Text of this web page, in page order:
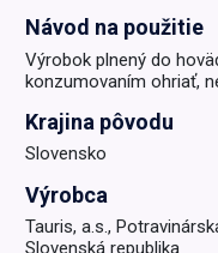
Návod na použitie
Výrobok plnený do
konzumovaním ohriať,
Krajina pôvodu
Slovensko
Výrobca
Tauris, a.s.,
Slovenská republika